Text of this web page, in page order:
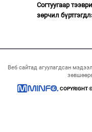
Согтуугаар
зөрчил
Веб сайтад агуулагдсан
COPYRIGHT